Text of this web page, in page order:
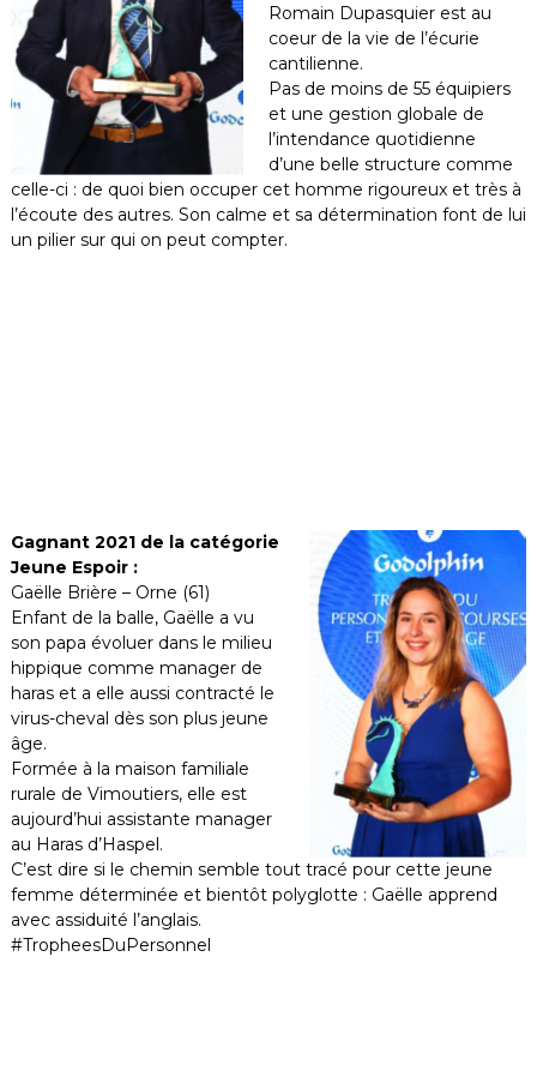
Romain Dupasquier est au
coeur de la vie de l’écurie
cantilienne.
Pas de moins de 55 équipiers
et une gestion globale de
l’intendance quotidienne
d’une belle structure comme
celle-ci : de quoi bien occuper cet homme rigoureux et très à
l’écoute des autres. Son calme et sa détermination font de lui
un pilier sur qui on peut compter.
Gagnant 2021 de la catégorie
Jeune Espoir :
Gaëlle Brière – Orne (61)
Enfant de la balle, Gaëlle a vu
son papa évoluer dans le milieu
hippique comme manager de
haras et a elle aussi contracté le
virus-cheval dès son plus jeune
âge.
Formée à la maison familiale
rurale de Vimoutiers, elle est
aujourd’hui assistante manager
au Haras d’Haspel.
C’est dire si le chemin semble tout tracé pour cette jeune
femme déterminée et bientôt polyglotte : Gaëlle apprend
avec assiduité l’anglais.
#TropheesDuPersonnel